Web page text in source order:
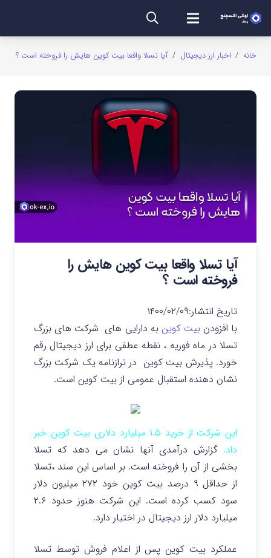
خانه / اخبار ارز دیجیتال / آیا تسلا واقعا بیت کوین هایش را فروخته است ؟
آیا تسلا واقعا بیت کوین هایش را
فروخته است ؟
تاریخ انتشار:۱۴۰۰/۰۲/۰۹
با افزودن بیت کوین به دارایی های شرکت های بزرگ
تسلا در ماه فوریه ، نقطه عطفی برای ارز دیجیتال رقم
خورد. پذیرش بیت کوین در ترازنامه یک شرکت بزرگ
نشان دهنده استقبال عمومی از بیت کوین است.
این شرکت از خرید ۱.۵ میلیارد دلاری بیت کوین خبر
داد. گزارش درآمدی آنها نشان می دهد که تسلا
بخشی از آن را فروخته است. بر اساس این سند ،تسلا
از حداقل ۹ درصد بیت کوین خود ۲۷۲ میلیون دلار
سود کسب کرده است. این شرکت هنوز حدود ۲.۶
میلیارد دلار ارز دیجیتال در اختیار دارد.
عملکرد بیت کوین پس از اعلام فروش توسط تسلا